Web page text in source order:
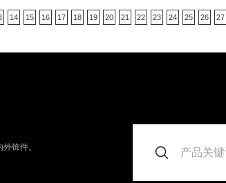
14 15 16 17 18 19 20 21 22 23 24 25 26 27
饰件。